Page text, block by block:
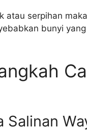
atau serpihan
bunyi
Salinan